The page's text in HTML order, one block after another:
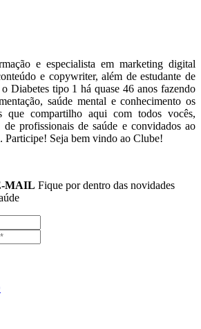
e especialista em marketing digital
e copywriter, além de estudante de
Diabetes tipo 1 há quase 46 anos fazendo
saúde mental e conhecimento os
que compartilho aqui com todos vocês,
de profissionais de saúde e convidados ao
Participe! Seja bem vindo ao Clube!
MAIL Fique por dentro das novidades